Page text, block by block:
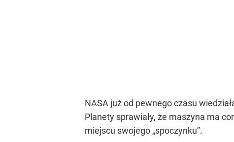
NASA już od pewnego czasu
Planety sprawiały, że maszyna ma
miejscu swojego „spoczynku”.